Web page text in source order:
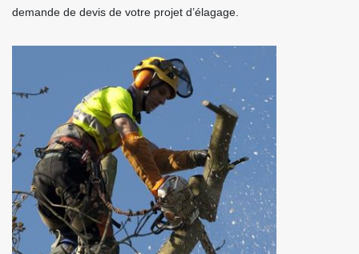
demande de devis de votre projet d’élagage.